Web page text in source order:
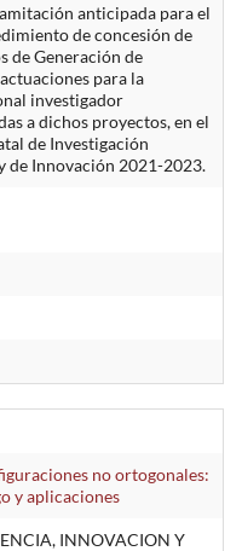
anticipada para el
de concesión de
de Generación de
para la
investigador
a dichos proyectos, en el
de Investigación
de Innovación 2021-2023.
no ortogonales:
y aplicaciones
INNOVACION Y